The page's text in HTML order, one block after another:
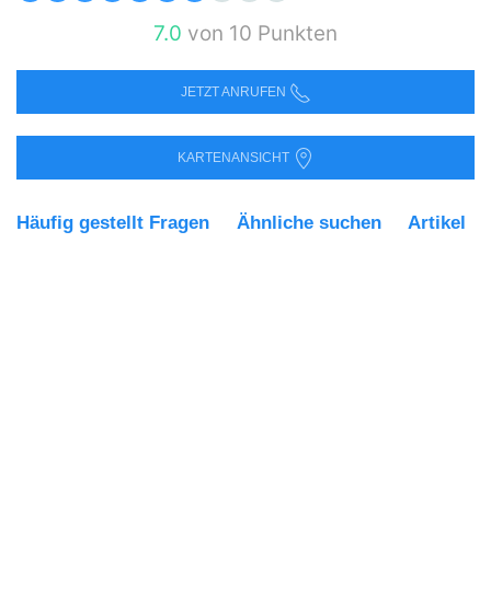
7.0 von 10 Punkten
JETZT ANRUFEN
KARTENANSICHT
Häufig gestellt Fragen Ähnliche suchen Artikel